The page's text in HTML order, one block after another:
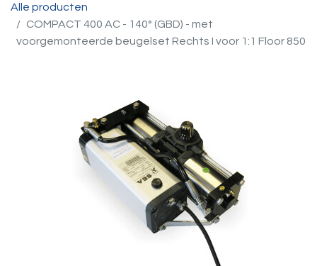
Alle producten
COMPACT 400 AC - 140° (GBD) - met
voorgemonteerde beugelset Rechts I voor 1:1 Floor 850